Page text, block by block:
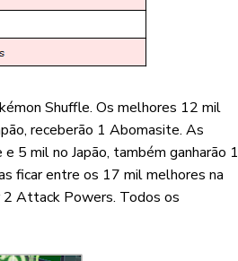
Shuffle. Os melhores 12 mil
receberão 1 Abomasite. As
5 mil no Japão, também ganharão 1
ficar entre os 17 mil melhores na
2 Attack Powers. Todos os